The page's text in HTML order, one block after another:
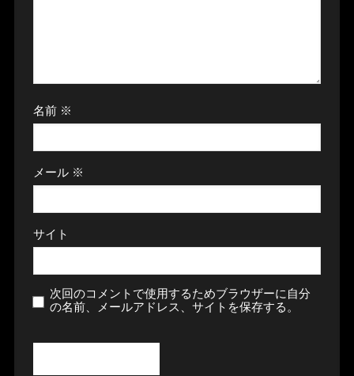
名前 ※
メール ※
サイト
次回のコメントで使用するためブラウザーに自分
の名前、メールアドレス、サイトを保存する。